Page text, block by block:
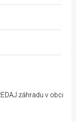
záhradu v obci